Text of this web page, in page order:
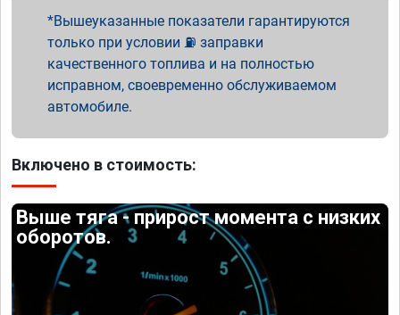
Вышеуказанные показатели гарантируются
только при условии ⛽ заправки
качественного топлива и на полностью
исправном, своевременно обслуживаемом
автомобиле.
Включено в стоимость:
Выше тяга - прирост момента с низких
оборотов.